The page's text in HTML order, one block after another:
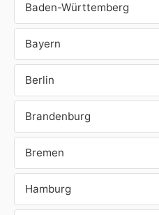
Baden-Württemberg
Bayern
Berlin
Brandenburg
Bremen
Hamburg